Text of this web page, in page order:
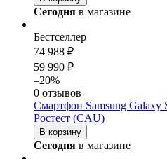
Сегодня в магазине
Бестселлер
74 988 ₽
59 990 ₽
–20%
0 отзывов
Смартфон Samsung Galaxy
Ростест (CAU)
В корзину
Сегодня в магазине